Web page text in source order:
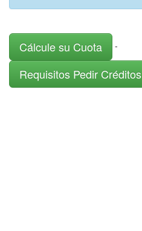
Cálcule su Cuota -
Requisitos Pedir Créditos